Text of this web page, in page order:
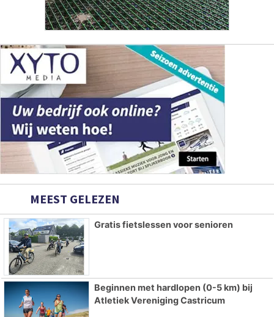
MEEST GELEZEN
Gratis fietslessen voor senioren
Beginnen met hardlopen (0-5 km) bij
Atletiek Vereniging Castricum